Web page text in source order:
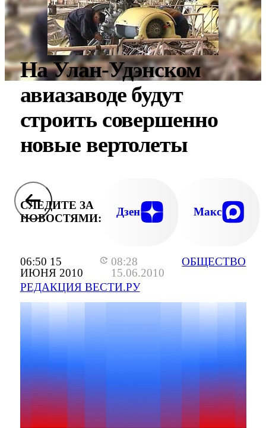
06:50 15
ИЮНЯ 2010
08:28
15.06.2010
РЕДАКЦИЯ ВЕСТИ.РУ
ОБЩЕСТВО
На Улан-Удэнском
авиазаводе будут
строить совершенно
новые вертолеты
СЛЕДИТЕ ЗА
НОВОСТЯМИ:
Дзен Макс